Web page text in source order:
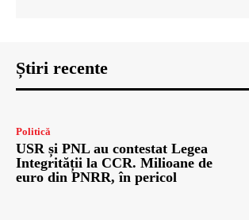
Știri recente
Politică
USR și PNL au contestat Legea
Integrității la CCR. Milioane de
euro din PNRR, în pericol